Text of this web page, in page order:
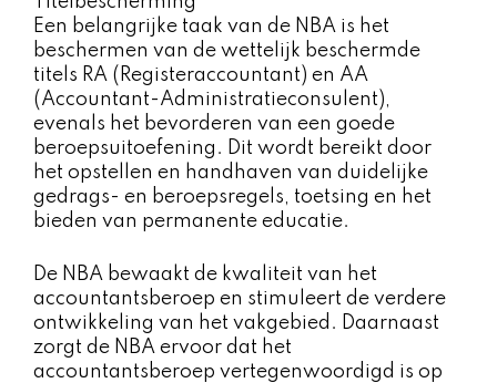
Een belangrijke taak van de NBA is het
beschermen van de wettelijk beschermde
titels RA (Registeraccountant) en AA
(Accountant-Administratieconsulent),
evenals het bevorderen van een goede
beroepsuitoefening. Dit wordt bereikt door
het opstellen en handhaven van duidelijke
gedrags- en beroepsregels, toetsing en het
bieden van permanente educatie.
De NBA bewaakt de kwaliteit van het
accountantsberoep en stimuleert de verdere
ontwikkeling van het vakgebied. Daarnaast
zorgt de NBA ervoor dat het
accountantsberoep vertegenwoordigd is op